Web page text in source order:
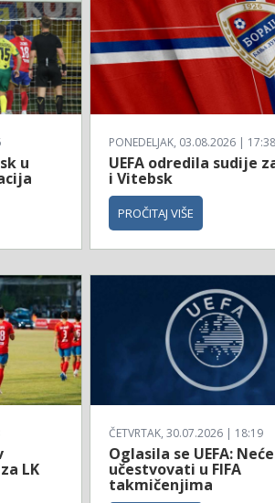
u
PONEDELJAK, 03.08.2026 | 17:38
UEFA odredila sudije
i Vitebsk
PROČITAJ VIŠE
LK
ČETVRTAK, 30.07.2026 | 18:19
Oglasila se UEFA:
učestvovati u FIFA
takmičenjima